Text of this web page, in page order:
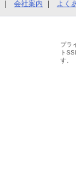
会社案内 よく
プラ
ト
す。